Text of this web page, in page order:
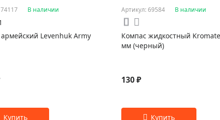
В наличии
Levenhuk Army
Артикул: 69584 В наличии
Компас жидкостный
мм (черный)
130 ₽